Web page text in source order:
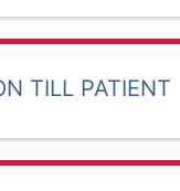
TILL PATIENT